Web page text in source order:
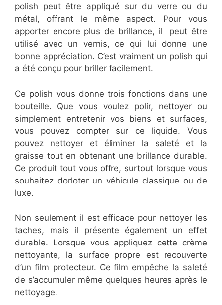
polish peut être appliqué sur du verre ou du
métal, offrant le même aspect. Pour vous
apporter encore plus de brillance, il peut être
utilisé avec un vernis, ce qui lui donne une
bonne appréciation. C’est vraiment un polish qui
a été conçu pour briller facilement.
Ce polish vous donne trois fonctions dans une
bouteille. Que vous voulez polir, nettoyer ou
simplement entretenir vos biens et surfaces,
vous pouvez compter sur ce liquide. Vous
pouvez nettoyer et éliminer la saleté et la
graisse tout en obtenant une brillance durable.
Ce produit tout vous offre, surtout lorsque vous
souhaitez dorloter un véhicule classique ou de
luxe.
Non seulement il est efficace pour nettoyer les
taches, mais il présente également un effet
durable. Lorsque vous appliquez cette crème
nettoyante, la surface propre est recouverte
d’un film protecteur. Ce film empêche la saleté
de s’accumuler même quelques heures après le
nettoyage.